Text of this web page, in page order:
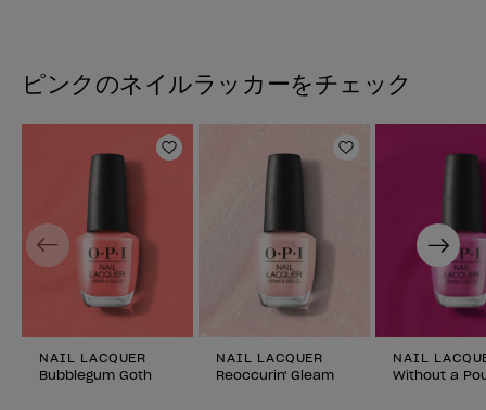
ピンクのネイルラッカーをチェック
ほしいものリストに追加
NAIL LACQUER
Bubblegum Goth
ほしいものリス
NAIL LACQUER
Reoccurin' Gleam
NAIL
Without a
Previous Next